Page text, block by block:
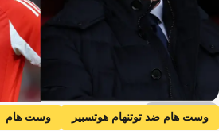
Getty Images
وست هام ضد توتنهام هوتسبير
وست هام